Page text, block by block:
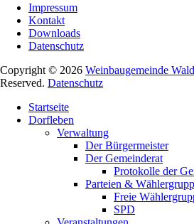
Impressum
Kontakt
Downloads
Datenschutz
Copyright © 2026 Weinbaugemeinde
Reserved. Datenschutz
oben
scrollen
Startseite
Dorfleben
Verwaltung
Der Bürgermeister
Der Gemeinderat
Protokolle der
Parteien &
Freie
SPD